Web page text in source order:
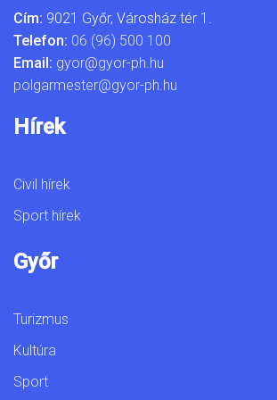
Cím: 9021 Győr, Városház tér 1.
Telefon: 06 (96) 500 100
Email: gyor@gyor-ph.hu
polgarmester@gyor-ph.hu
Hírek
Civil hírek
Sport hírek
Győr
Turizmus
Kultúra
Sport